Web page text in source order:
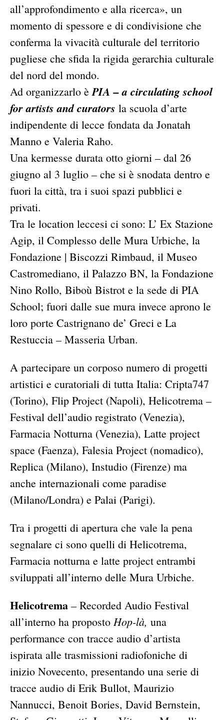
all’approfondimento e alla ricerca», un
momento di spessore e di condivisione che
conferma la vivacità culturale del territorio
pugliese che sfida la rigida gerarchia culturale
del nord del mondo.
Ad organizzarlo èPIA – a circulating school
for artists and curators la scuola d’arte
indipendente di lecce fondata da Jonatah
Manno e Valeria Raho.
Una kermesse durata otto giorni – dal 26
giugno al 3 luglio – che si è snodata dentro e
fuori la città, tra i suoi spazi pubblici e
privati.
Tra le location leccesi ci sono: L’ Ex Stazione
Agip, il Complesso delle Mura Urbiche, la
Fondazione | Biscozzi Rimbaud, il Museo
Castromediano, il Palazzo BN, la Fondazione
Nino Rollo, Biboù Bistrot e la sede di PIA
School; fuori dalle sue mura invece aprono le
loro porte Castrignano de’ Greci e La
Restuccia – Masseria Urban.
A partecipare un corposo numero di progetti
artistici e curatoriali di tutta Italia: Cripta747
(Torino), Flip Project (Napoli), Helicotrema –
Festival dell’audio registrato (Venezia),
Farmacia Notturna (Venezia), Latte project
space (Faenza), Falesia Project (nomadico),
Replica (Milano), Instudio (Firenze) ma
anche internazionali come paradise
(Milano/Londra) e Palai (Parigi).
Tra i progetti di apertura che vale la pena
segnalare ci sono quelli di Helicotrema,
Farmacia notturna e latte project entrambi
sviluppati all’interno delle Mura Urbiche.
Helicotrema – Recorded Audio Festival
all’interno ha proposto Hop-là, una
performance con tracce audio d’artista
ispirata alle trasmissioni radiofoniche di
inizio Novecento, presentando una serie di
tracce audio di Erik Bullot, Maurizio
Nannucci, Benoit Bories, David Bernstein,